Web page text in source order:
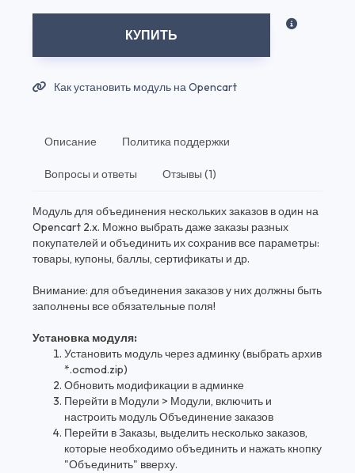
КУПИТЬ
Как установить модуль на Opencart
Описание Политика поддержки
Вопросы и ответы Отзывы (1)
Модуль для объединения нескольких заказов в один на
Opencart 2.x. Можно выбрать даже заказы разных
покупателей и объединить их сохранив все параметры:
товары, купоны, баллы, сертификаты и др.
Внимание: для объединения заказов у них должны быть
заполнены все обязательные поля!
Установка модуля:
Установить модуль через админку (выбрать архив
*.ocmod.zip)
Обновить модификации в админке
Перейти в Модули > Модули, включить и
настроить модуль Объединение заказов
Перейти в Заказы, выделить несколько заказов,
которые необходимо объединить и нажать кнопку
"Объединить" вверху.